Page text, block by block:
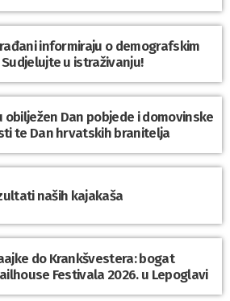
informiraju o demografskim
Sudjelujte u istraživanju!
obilježen Dan pobjede i domovinske
te Dan hrvatskih branitelja
naših kajakaša
do Krankšvestera: bogat
Festivala 2026. u Lepoglavi